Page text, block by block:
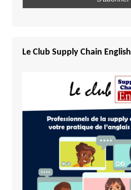
Le Club Supply Chain English